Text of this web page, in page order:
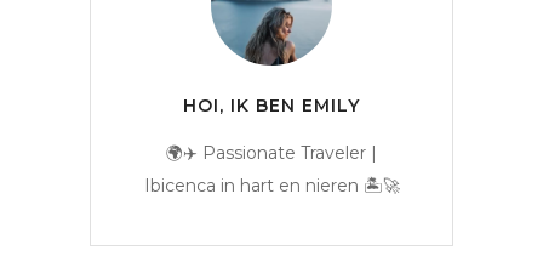
HOI, IK BEN EMILY
🌍✈️ Passionate Traveler |
Ibicenca in hart en nieren 🏝️🚀